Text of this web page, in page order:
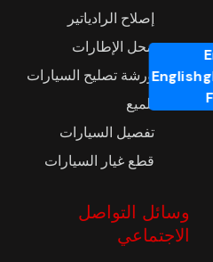
English
إصلاح الرادياتير
محل الإطارات
ورشة تصليح السيارات
تلميع
تفصيل السيارات
قطع غيار السيارات
وسائل التواصل
الاجتماعي